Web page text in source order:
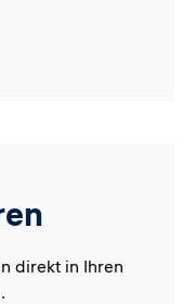
direkt in Ihren